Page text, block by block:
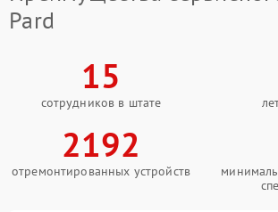
Pard
15
сотрудников в штате
2192
отремонтированных устройств